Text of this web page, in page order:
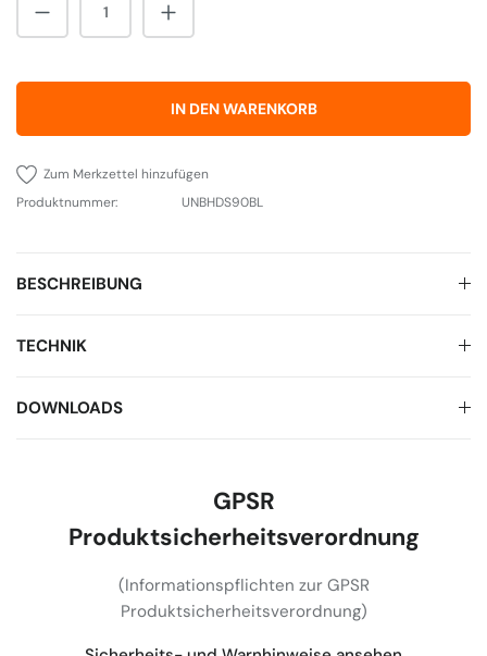
IN DEN WARENKORB
Zum Merkzettel hinzufügen
Produktnummer:
UNBHDS90BL
BESCHREIBUNG
TECHNIK
DOWNLOADS
GPSR
Produktsicherheitsverordnung
(Informationspflichten zur GPSR
Produktsicherheitsverordnung)